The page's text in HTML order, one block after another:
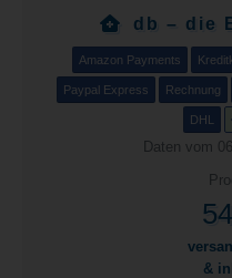
db – die
Amazon Payments
Paypal Express Rechnung
DHL
Daten vom
&